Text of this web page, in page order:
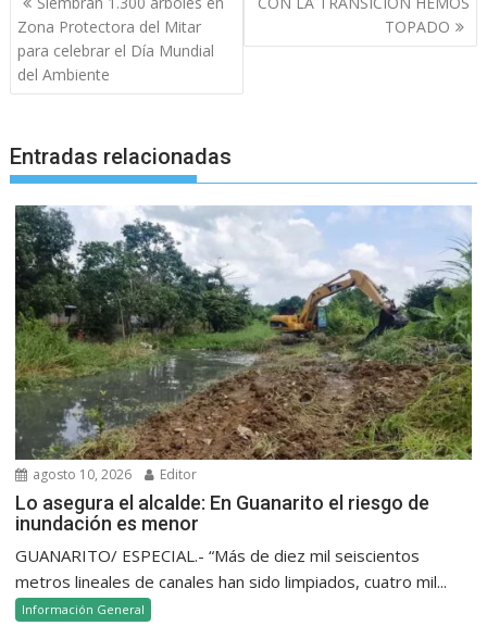
de
entradas
Zona Protectora del Mitar
para celebrar el Día Mundial
del Ambiente
TOPADO
Entradas relacionadas
agosto 10, 2026 Editor
Lo asegura el alcalde: En Guanarito el riesgo de
inundación es menor
GUANARITO/ ESPECIAL.- “Más de diez mil seiscientos
metros lineales de canales han sido limpiados, cuatro mil...
Información General